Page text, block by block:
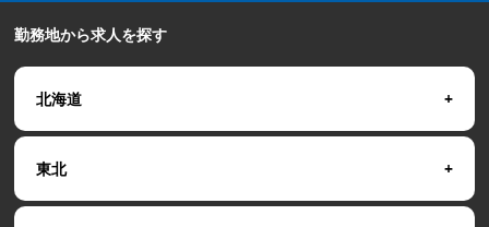
勤務地から求人を探す
北海道
東北